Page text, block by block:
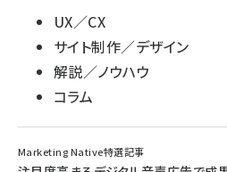
UX／CX
サイト制作／デザイン
解説／ノウハウ
コラム
Marketing Native特選記事